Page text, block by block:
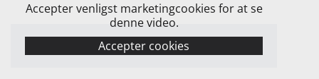
Accepter venligst marketingcookies for at se
denne video.
Accepter cookies